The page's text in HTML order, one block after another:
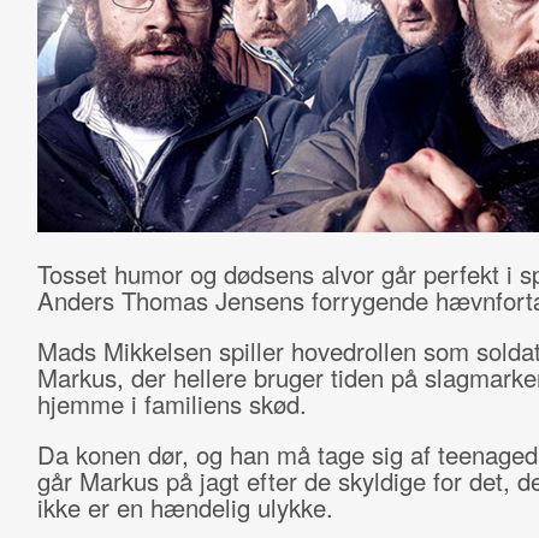
Tosset humor og dødsens alvor går perfekt i
Anders Thomas Jensens forrygende
Mads Mikkelsen spiller hovedrollen som
Markus, der hellere bruger tiden på
hjemme i familiens skød.
Da konen dør, og han må tage sig af
går Markus på jagt efter de skyldige for det,
ikke er en hændelig ulykke.